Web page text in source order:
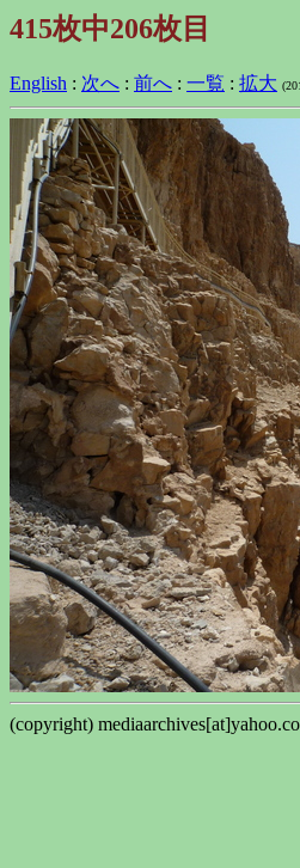
415枚中206枚目
English : 次へ : 前へ : 一覧 : 拡大
(copyright)